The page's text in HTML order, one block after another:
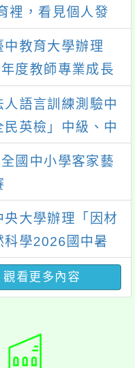
裡，看見個人發
能性」
中教育大學辦理
年度教師專業成長
人語言訓練測驗中
民英檢」中級、中
國中小學客家藝
央大學辦理「因材
科學2026國中暑
」
觀看更多內容